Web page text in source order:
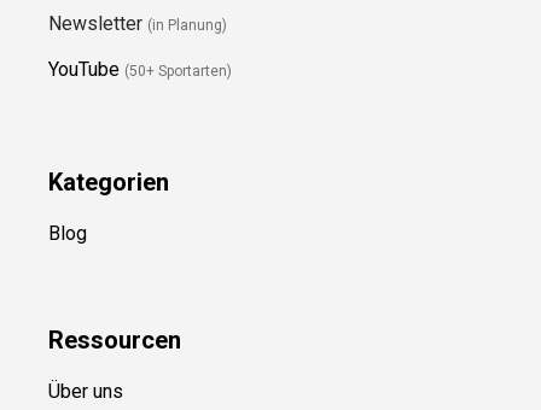
Newsletter (in Planung)
YouTube (50+ Sportarten)
Kategorien
Blog
Ressourcen
Über uns